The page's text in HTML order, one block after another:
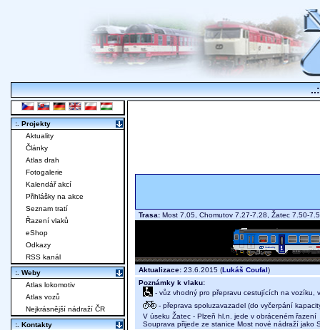
Trasa: Most 7.05, Chomutov 7.27-7.28, Žatec 7.50-
Aktualizace: 23.6.2015 (Lukáš Coufal)
Poznámky k vlaku:
- vůz vhodný pro přepravu cestujících na vozíku,
- přeprava spoluzavazadel (do vyčerpání
V úseku Žatec - Plzeň hl.n. jede v obráceném řazení
Souprava přijede ze stanice Most nové nádraží jako
:. Projekty
Aktuality
Články
Atlas drah
Fotogalerie
Kalendář akcí
Přihlášky na akce
Seznam tratí
Řazení vlaků
eShop
Odkazy
RSS kanál
:. Weby
Atlas lokomotiv
Atlas vozů
Nejkrásnější nádraží ČR
:. Kontakty